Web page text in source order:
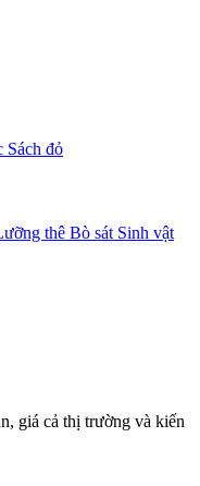
Sách đỏ
thê Bò sát Sinh vật
giá cả thị trường và kiến